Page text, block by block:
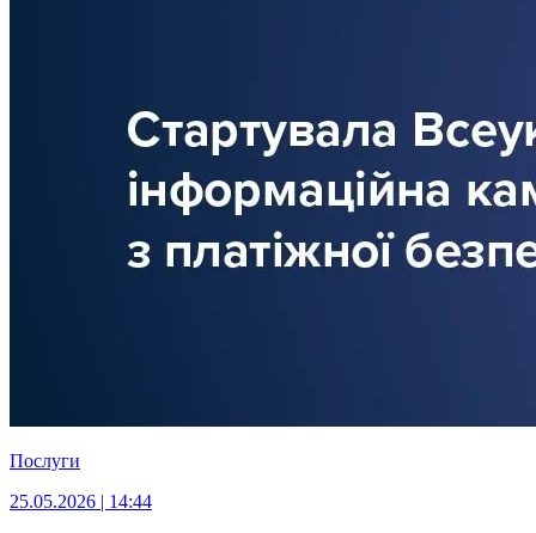
Послуги
25.05.2026 | 14:44